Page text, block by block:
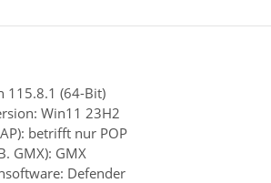
115.8.1 (64-Bit)
Win11 23H2
betrifft nur POP
GMX): GMX
Defender